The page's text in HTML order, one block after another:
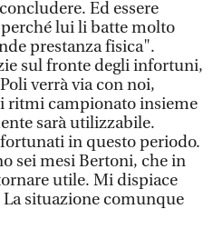
Ed essere
lui li batte molto
prestanza fisica".
sul fronte degli infortuni,
verrà via con noi,
ritmi campionato insieme
sarà utilizzabile.
in questo periodo.
sei mesi Bertoni, che in
utile. Mi dispiace
situazione comunque